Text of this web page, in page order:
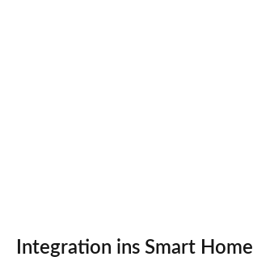
Integration ins Smart Home